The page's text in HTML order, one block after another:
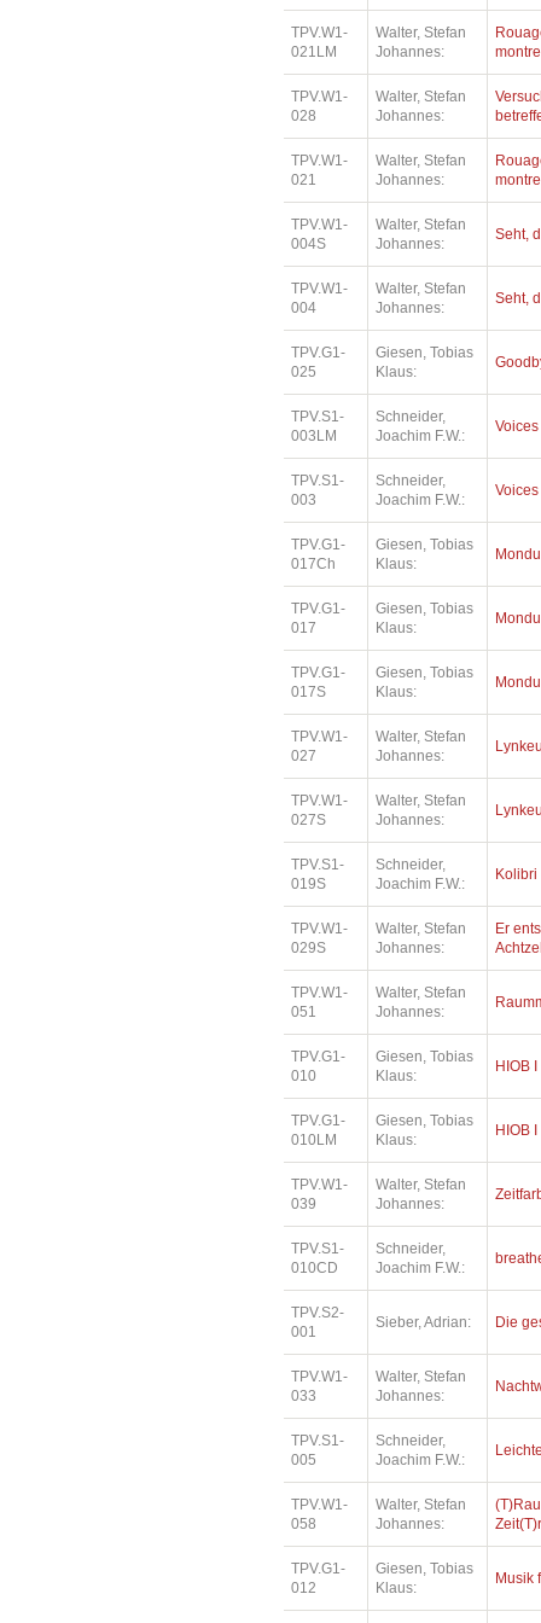
TPV.W1-
021LM
Walter, Stefan
Johannes:
montre
TPV.W1-
028
Walter, Stefan
Johannes:
TPV.W1-
021
Walter, Stefan
Johannes:
montre
TPV.W1-
004S
Walter, Stefan
Johannes:
Seht,
TPV.W1-
004
Walter, Stefan
Johannes:
Seht,
TPV.G1-
025
Giesen, Tobias
Klaus:
TPV.S1-
003LM
Schneider,
Joachim F.W.:
Voices
TPV.S1-
003
Schneider,
Joachim F.W.:
Voices
TPV.G1-
017Ch
Giesen, Tobias
Klaus:
TPV.G1-
017
Giesen, Tobias
Klaus:
TPV.G1-
017S
Giesen, Tobias
Klaus:
TPV.W1-
027
Walter, Stefan
Johannes:
TPV.W1-
027S
Walter, Stefan
Johannes:
TPV.S1-
019S
Schneider,
Joachim F.W.:
Kolibri
TPV.W1-
029S
Walter, Stefan
Johannes:
Er
TPV.W1-
051
Walter, Stefan
Johannes:
TPV.G1-
010
Giesen, Tobias
Klaus:
HIOB I
TPV.G1-
010LM
Giesen, Tobias
Klaus:
HIOB I
TPV.W1-
039
Walter, Stefan
Johannes:
TPV.S1-
010CD
Schneider,
Joachim F.W.:
TPV.S2-
001
Sieber, Adrian: Die
TPV.W1-
033
Walter, Stefan
Johannes:
TPV.S1-
005
Schneider,
Joachim F.W.:
TPV.W1-
058
Walter, Stefan
Johannes:
TPV.G1-
012
Giesen, Tobias
Klaus:
Musik